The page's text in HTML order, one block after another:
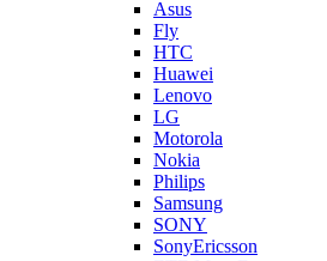
Asus
Fly
HTC
Huawei
Lenovo
LG
Motorola
Nokia
Philips
Samsung
SONY
SonyEricsson